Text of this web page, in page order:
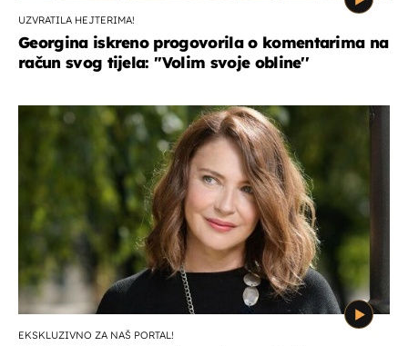
UZVRATILA HEJTERIMA!
Georgina iskreno progovorila o komentarima na
račun svog tijela: ''Volim svoje obline''
EKSKLUZIVNO ZA NAŠ PORTAL!